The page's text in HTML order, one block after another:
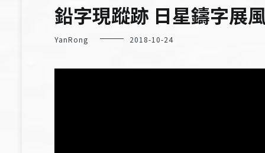
鉛字現蹤跡 日星鑄字展
YanRong 2018-10-24